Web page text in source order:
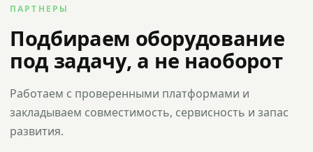
ПАРТНЕРЫ
Подбираем оборудование
под задачу, а не наоборот
Работаем с проверенными платформами и
закладываем совместимость, сервисность и запас
развития.